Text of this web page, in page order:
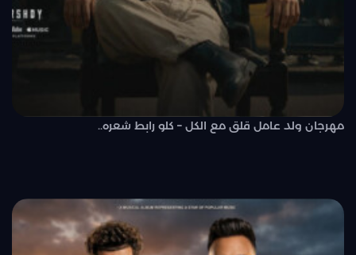
مهرجان ولد عامل قلق مع الكل – كلو رابط شعره..